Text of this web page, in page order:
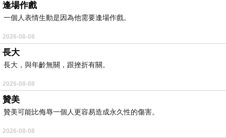
逢場作戲
一個人表情生動是因為他需要逢場作戲。
2026-08-08
長大
長大，與年齡無關，跟挫折有關。
2026-08-08
贊美
贊美可能比侮辱一個人更容易造成永久性的傷害。
2026-08-08